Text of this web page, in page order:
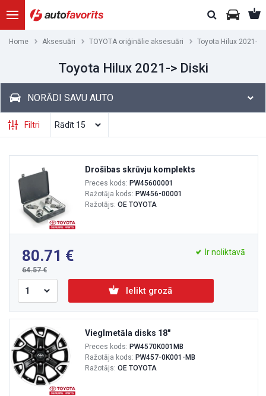
Home Aksesuāri TOYOTA oriģinālie aksesuāri Toyota Hilux 2021->
Toyota Hilux 2021-> Diski
NORĀDI SAVU AUTO
Filtri
Drošības skrūvju komplekts
Preces kods: PW45600001
Ražotāja kods: PW456-00001
Ražotājs: OE TOYOTA
80.71
64.57
Ir noliktavā
Ielikt grozā
Vieglmetāla disks 18"
Preces kods: PW4570K001MB
Ražotāja kods: PW457-0K001-MB
Ražotājs: OE TOYOTA